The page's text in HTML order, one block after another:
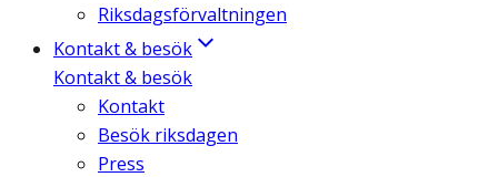
Riksdagsförvaltningen
Kontakt & besök
Kontakt & besök
Kontakt
Besök riksdagen
Press